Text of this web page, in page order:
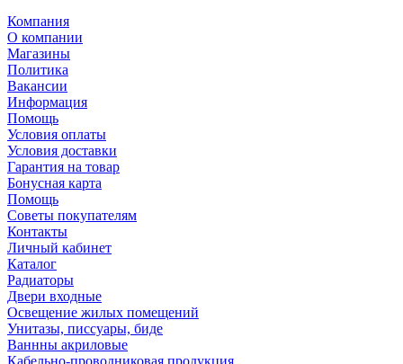
Компания
О компании
Магазины
Политика
Вакансии
Информация
Помощь
Условия оплаты
Условия доставки
Гарантия на товар
Бонусная карта
Помощь
Советы покупателям
Контакты
Личный кабинет
Каталог
Радиаторы
Двери входные
Освещение жилых помещений
Унитазы, писсуары, биде
Ваннны акриловые
Кабельно-проводниковая продукция